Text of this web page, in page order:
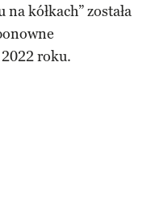
kółkach” została
roku.